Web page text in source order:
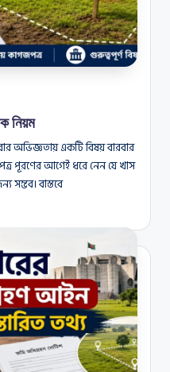
নিয়ম
অভিজ্ঞতায় একটি বিষয় বারবার
পূরণের আগেই ধরে নেন যে খাস
সম্ভব। বাস্তবে